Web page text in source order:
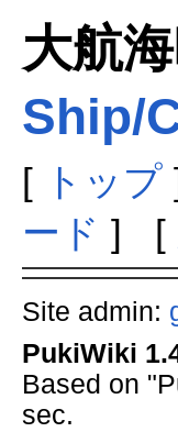
大航
Ship/
[ トップ
ード ] [
Site admin:
PukiWiki
Based on
sec.